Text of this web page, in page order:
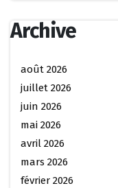
Archive
août 2026
juillet 2026
juin 2026
mai 2026
avril 2026
mars 2026
février 2026